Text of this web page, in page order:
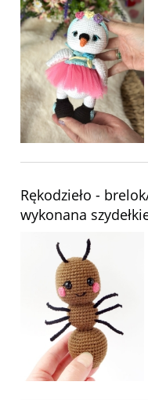
Rękodzieło -
wykonana